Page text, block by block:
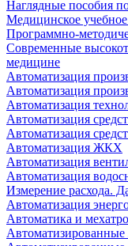
Наглядные пособия
Медицинское
Программно-
Современные
медицине
Автоматизация
Автоматизация
Автоматизация
Автоматизация
Автоматизация
Автоматизация ЖКХ
Автоматизация
Автоматизация
Измерение расхода.
Автоматизация
Автоматика и